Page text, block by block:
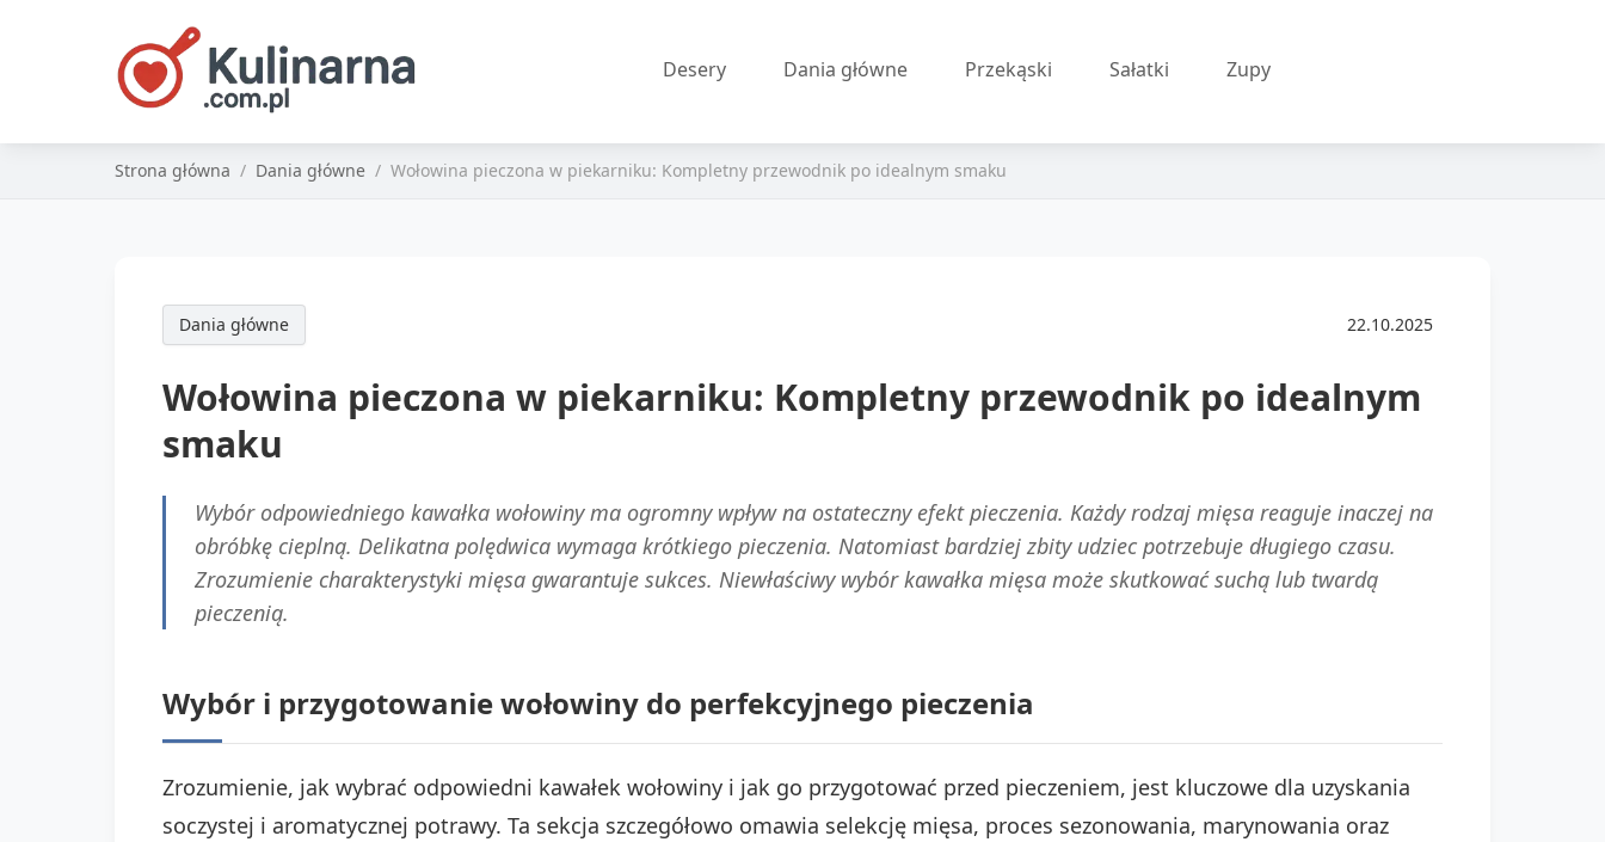
Desery Dania główne Przekąski Sałatki Zupy
Strona główna Dania główne Wołowina pieczona w piekarniku: Kompletny przewodnik po idealnym smaku
Dania główne 22.10.2025
Wołowina pieczona w piekarniku: Kompletny przewodnik po idealnym
smaku
Wybór odpowiedniego kawałka wołowiny ma ogromny wpływ na ostateczny efekt pieczenia. Każdy rodzaj mięsa reaguje inaczej na
obróbkę cieplną. Delikatna polędwica wymaga krótkiego pieczenia. Natomiast bardziej zbity udziec potrzebuje długiego czasu.
Zrozumienie charakterystyki mięsa gwarantuje sukces. Niewłaściwy wybór kawałka mięsa może skutkować suchą lub twardą
pieczenią.
Wybór i przygotowanie wołowiny do perfekcyjnego pieczenia
Zrozumienie, jak wybrać odpowiedni kawałek wołowiny i jak go przygotować przed pieczeniem, jest kluczowe dla uzyskania
soczystej i aromatycznej potrawy. Ta sekcja szczegółowo omawia selekcję mięsa, proces sezonowania, marynowania oraz